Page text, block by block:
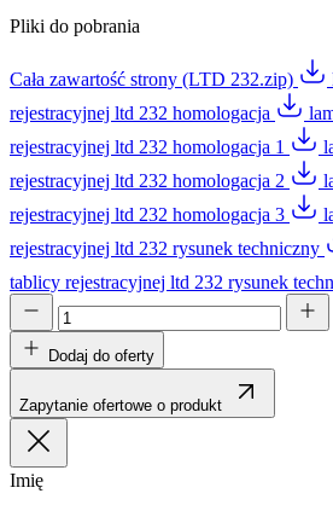
Pliki do pobrania
Cała zawartość strony (LTD 232.zip)
rejestracyjnej ltd 232 homologacja
rejestracyjnej ltd 232 homologacja 1
rejestracyjnej ltd 232 homologacja 2
rejestracyjnej ltd 232 homologacja 3
rejestracyjnej ltd 232 rysunek techniczny
tablicy rejestracyjnej ltd 232 rysunek
Dodaj do oferty
Zapytanie ofertowe o produkt
Imię